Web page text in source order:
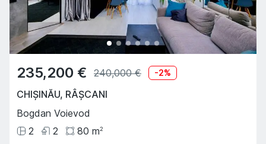
235,200 € 240,000 € -2%
CHIȘINĂU, RÂȘCANI
Bogdan Voievod
2
2 80 m2